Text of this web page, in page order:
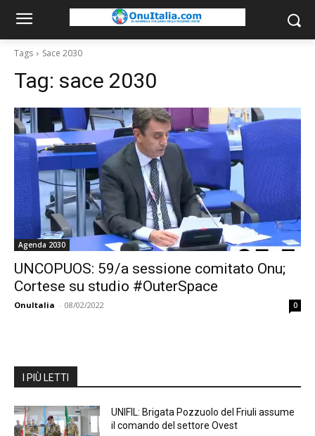
Tags Sace 2030
Tag: sace 2030
Agenda 2030
UNCOPUOS: 59/a sessione comitato Onu;
Cortese su studio #OuterSpace
OnuItalia - 08/02/2022 0
I PIÙ LETTI
UNIFIL: Brigata Pozzuolo del Friuli assume
il comando del settore Ovest